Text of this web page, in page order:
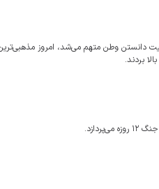
وطن متهم می‌شد، امروز مذهبی‌ترین
بردند.